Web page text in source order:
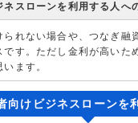
ネスローンを利用する人へ
られない場合や、つなぎ融
です。ただし金利が高いた
ます。
向けビジネスローンを